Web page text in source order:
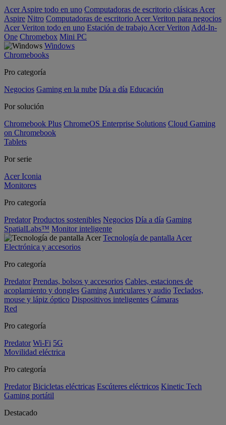
Acer Aspire todo en uno Computadoras de escritorio clásicas Acer
Aspire Nitro Computadoras de escritorio Acer Veriton para negocios
Acer Veriton todo en uno Estación de trabajo Acer Veriton Add-In-
One Chromebox Mini PC
Windows
Chromebooks
Pro categoría
Negocios Gaming en la nube Día a día Educación
Por solución
Chromebook Plus ChromeOS Enterprise Solutions Cloud Gaming
on Chromebook
Tablets
Por serie
Acer Iconia
Monitores
Pro categoría
Predator Productos sostenibles Negocios Día a día Gaming
SpatialLabs™ Monitor inteligente
Tecnología de pantalla Acer
Electrónica y accesorios
Pro categoría
Predator Prendas, bolsos y accesorios Cables, estaciones de
acoplamiento y dongles Gaming Auriculares y audio Teclados,
mouse y lápiz óptico Dispositivos inteligentes Cámaras
Red
Pro categoría
Predator Wi-Fi 5G
Movilidad eléctrica
Pro categoría
Predator Bicicletas eléctricas Escúteres eléctricos Kinetic Tech
Gaming portátil
Destacado